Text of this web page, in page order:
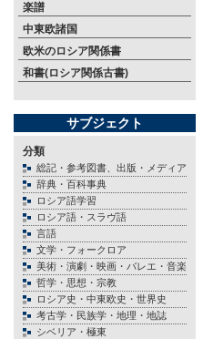
楽譜
中東欧諸国
欧米のロシア関係書
和書(ロシア関係古書)
サブジェクト
分類
総記・参考図書、出版・メディア
辞典・百科事典
ロシア語学習
ロシア語・スラヴ語
言語
文学・フォークロア
美術・演劇・映画・バレエ・音楽
哲学・思想・宗教
ロシア史・中東欧史・世界史
考古学・民族学・地理・地誌
シベリア・極東